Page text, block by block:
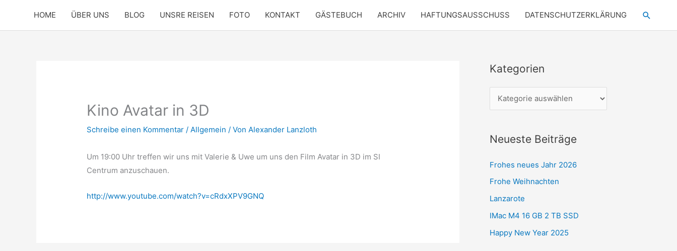
springen
HOME ÜBER UNS BLOG UNSRE REISEN FOTO KONTAKT GÄSTEBUCH ARCHIV HAFTUNGSAUSSCHUSS DATENSCHUTZERKLÄRUNG Suchen
Kino Avatar in 3D
Schreibe einen Kommentar /Allgemein / VonAlexander Lanzloth
Um 19:00 Uhr treffen wir uns mit Valerie & Uwe um uns den Film Avatar in 3D im SI
Centrum anzuschauen.
http://www.youtube.com/watch?v=cRdxXPV9GNQ
Kategorien
K
e
o
n
Neueste Beiträge
Frohes neues Jahr 2026
Frohe Weihnachten
Lanzarote
IMac M4 16 GB 2 TB SSD
Happy New Year 2025